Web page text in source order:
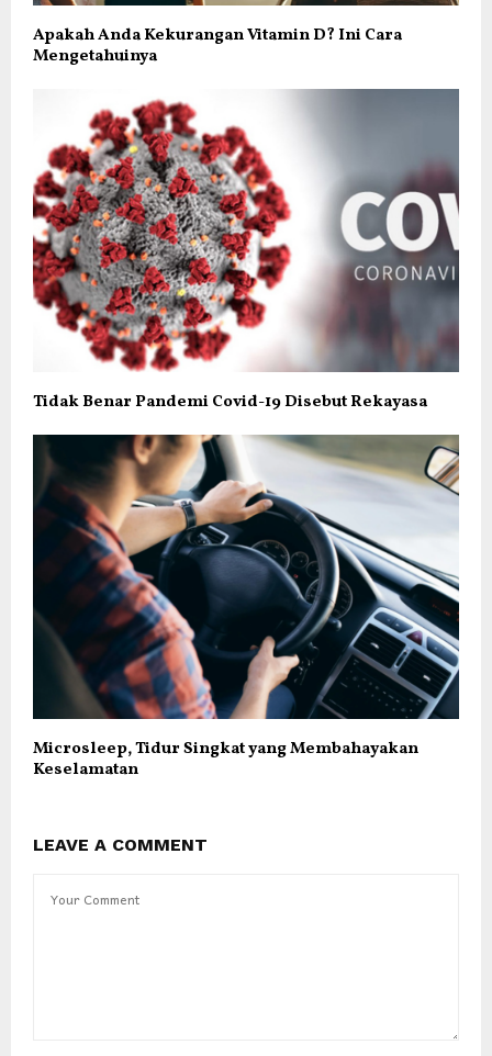
Apakah Anda Kekurangan Vitamin D? Ini Cara
Mengetahuinya
Tidak Benar Pandemi Covid-19 Disebut Rekayasa
Microsleep, Tidur Singkat yang Membahayakan
Keselamatan
LEAVE A COMMENT